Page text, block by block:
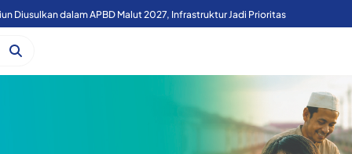
Cetak 10 Ribu Hektar Sawah, Gubernur Sherly Minta Bupati dan Walikota Usul Kesiapan Lahan